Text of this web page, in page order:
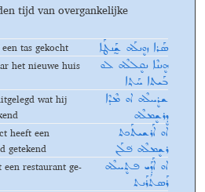
tijd van overgankelijke
tas gekocht ܣܰܪܐ ܙܘܷܢܠܰܗ ܫ̰ܰܢܛܰܐ
het nieuwe huis
ܗܷܢܢܶܐ ܢܩܷܠܠܶܗ ܠܘ
ܒܰܝܬܐ ܚܰܬ݂ܐ
wat hij
ܫܪܷܚܠܶܗ ܐܘ ܡܶܕܶܐ
ܕܷܪܫܷܡܠܶܗ
heeft een
getekend
ܐܘ ܐܰܪܫܝܬܰܟܬ
ܪܫܷܡܠܶܗ ܦ݁ܠܰܢ
een restaurant ge-
ܐܘ ܐܰܕܰܝ ܦܬܷܚܠܶܗ
ܪܰܣܬܳܪܰܢܬ